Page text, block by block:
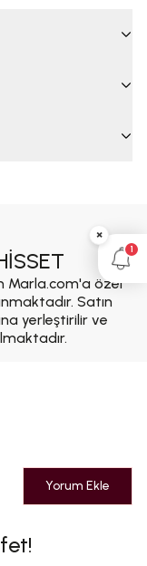
Marla.com'a özel
Satın
yerleştirilir ve
Yorum Ekle
×
1